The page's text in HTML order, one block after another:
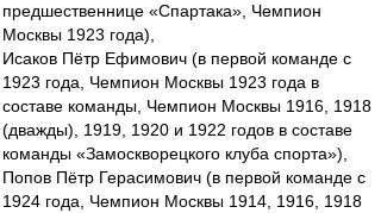
предшественнице «Спартака», Чемпион
Москвы 1923 года),
Исаков Пётр Ефимович (в первой команде с
1923 года, Чемпион Москвы 1923 года в
составе команды, Чемпион Москвы 1916, 1918
(дважды), 1919, 1920 и 1922 годов в составе
команды «Замоскворецкого клуба спорта»),
Попов Пётр Герасимович (в первой команде с
1924 года, Чемпион Москвы 1914, 1916, 1918